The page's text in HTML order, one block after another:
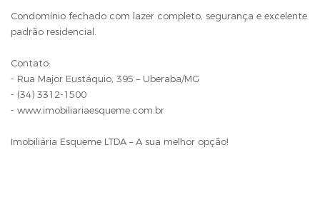
Condomínio fechado com lazer completo, segurança e excelente
padrão residencial.
Contato:
- Rua Major Eustáquio, 395 – Uberaba/MG
- (34) 3312-1500
- www.imobiliariaesqueme.com.br
Imobiliária Esqueme LTDA – A sua melhor opção!